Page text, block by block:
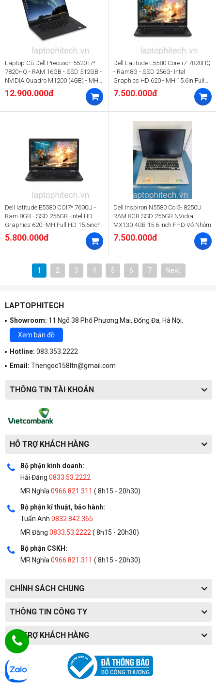
Laptop Cũ Dell Precision 5520 i7*
7820HQ - RAM 16GB - SSD 512GB -
NVIDIA Quadro M1200 (4GB) - MH
15.6″ FHD
12.900.000đ
Dell Latitude E5580 Core i7-7820HQ
- Ram8G - SSD 256G- Intel
Graphics HD 620 - MH 15.6in Full
HD
7.500.000đ
Dell latitude E5580 COI7* 7600U -
Ram 8GB - SSD 256GB -Intel HD
Graphics 620 -MH Full HD 15.6inch
5.800.000đ
Dell Inspiron N5580 Coi5- 8250U
RAM 8GB SSD 256GB NVidia
MX130 4GB 15.6 inch FHD Vỏ Nhôm
7.500.000đ
1 2 3 4 5 6 7 Next
LAPTOPHITECH
Showroom: 11 Ngõ 38 Phố Phương Mai, Đống Đa, Hà Nội.
Xem bản đồ
Hotline: 083.353.2222
Email: Thengoc158ltn@gmail.com
THÔNG TIN TÀI KHOẢN
HỖ TRỢ KHÁCH HÀNG
Bộ phận kinh doanh:
Hải Đăng 0833.53.2222
MR.Nghĩa 0966.821.311 ( 8h15 - 20h30)
Bộ phận kĩ thuật, bảo hành:
Tuấn Anh 0832.842.365
MR Đăng 0833.53.2222 ( 8h15 - 20h30)
Bộ phận CSKH:
MR Nghĩa 0966.821.311 ( 8h15 - 20h30)
CHÍNH SÁCH CHUNG
THÔNG TIN CÔNG TY
HỖ TRỢ KHÁCH HÀNG